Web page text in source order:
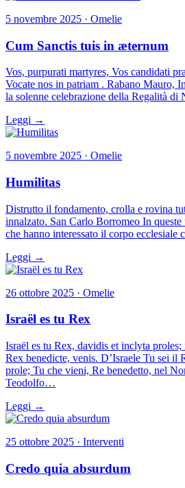
5 novembre 2025 · Omelie
Cum Sanctis tuis in æternum
Vos, purpurati martyres, Vos candidati
Vocate nos in patriam . Rabano Mauro,
la solenne celebrazione della Regalità
Leggi →
5 novembre 2025 · Omelie
Humilitas
Distrutto il fondamento, crolla e rovina
innalzato. San Carlo Borromeo In
che hanno interessato il corpo
Leggi →
26 ottobre 2025 · Omelie
Israël es tu Rex
Israël es tu Rex, davidis et inclyta
Rex benedicte, venis. D’Israele Tu sei il
prole; Tu che vieni, Re benedetto, nel
Teodolfo…
Leggi →
25 ottobre 2025 · Interventi
Credo quia absurdum